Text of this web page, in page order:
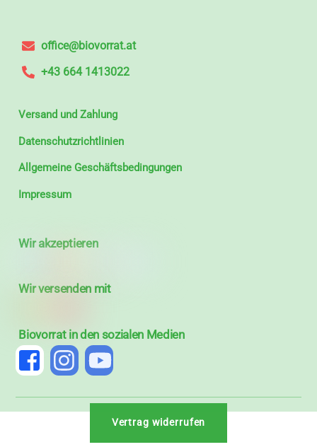
office@biovorrat.at
+43 664 1413022
Versand und Zahlung
Datenschutzrichtlinien
Allgemeine Geschäftsbedingungen
Impressum
Wir akzeptieren
Wir versenden mit
Biovorrat in den sozialen Medien
Vertrag widerrufen